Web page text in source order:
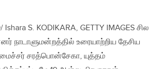
Ishara S. KODIKARA, GETTY IMAGES சில
நாடாளுமன்றத்தில் உரையாற்றிய தேசிய
சரத்பொன்சேகா, யுத்தம்